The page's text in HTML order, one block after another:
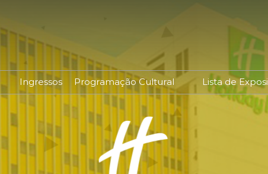
como Visitar
de Expositores
Ingressos
Programação Cultural
Programação Completa
Palestrantes
Lista de